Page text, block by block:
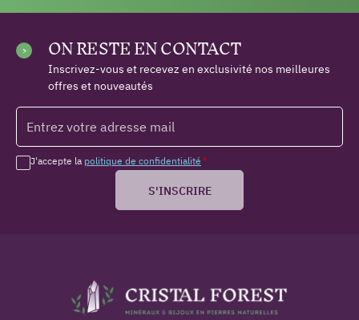
ON RESTE EN CONTACT
Inscrivez-vous et recevez en exclusivité nos meilleures
offres et nouveautés
J'accepte la politique de confidentialité *
S'INSCRIRE